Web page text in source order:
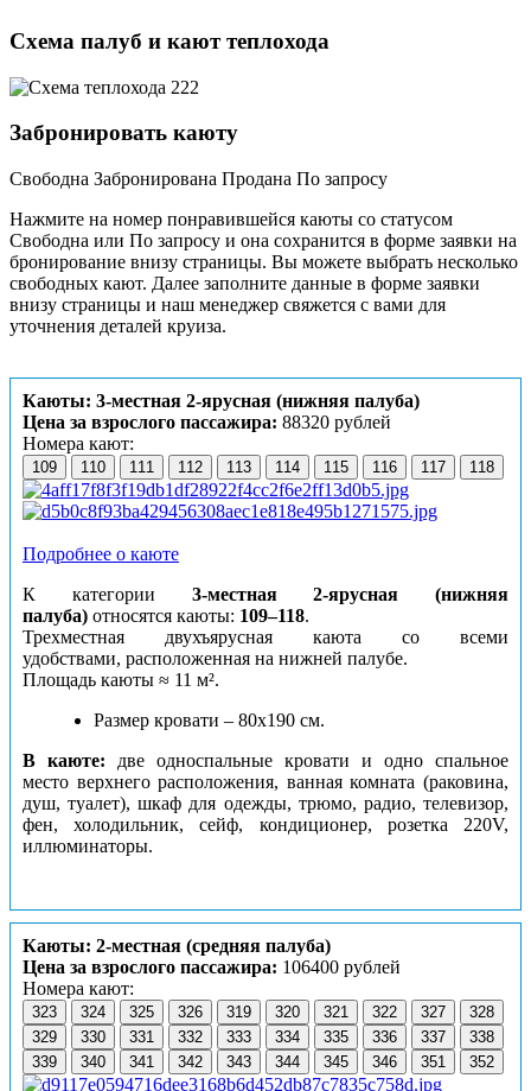
Схема палуб и кают теплохода
Забронировать каюту
Свободна Забронирована Продана По запросу
Нажмите на номер понравившейся каюты со статусом
Свободна или По запросу и она сохранится в форме заявки на
бронирование внизу страницы. Вы можете выбрать несколько
свободных кают. Далее заполните данные в форме заявки
внизу страницы и наш менеджер свяжется с вами для
уточнения деталей круиза.
Каюты: 3-местная 2-ярусная (нижняя палуба)
Цена за взрослого пассажира: 88320 рублей
Номера кают:
109 110 111 112 113 114 115 116 117 118
Подробнее о каюте
К категории 3-местная 2-ярусная (нижняя
палуба) относятся каюты: 109–118.
Трехместная двухъярусная каюта со всеми
удобствами, расположенная на нижней палубе.
Площадь каюты ≈ 11 м².
Размер кровати – 80х190 см.
В каюте: две односпальные кровати и одно спальное
место верхнего расположения, ванная комната (раковина,
душ, туалет), шкаф для одежды, трюмо, радио, телевизор,
фен, холодильник, сейф, кондиционер, розетка 220V,
иллюминаторы.
Каюты: 2-местная (средняя палуба)
Цена за взрослого пассажира: 106400 рублей
Номера кают:
323 324 325 326 319 320 321 322 327
328
329
330 331 332 333 334 335 336 337
338
339
340 341 342 343 344 345 346 351 352